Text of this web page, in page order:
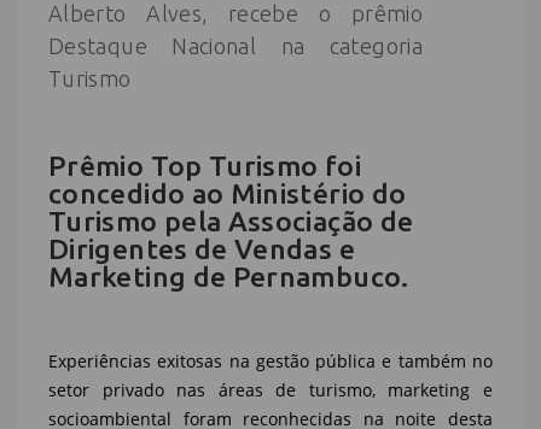
Alberto Alves, recebe o prêmio
Destaque Nacional na categoria
Turismo
Prêmio Top Turismo foi
concedido ao Ministério do
Turismo pela Associação de
Dirigentes de Vendas e
Marketing de Pernambuco.
Experiências exitosas na gestão pública e também no
setor privado nas áreas de turismo, marketing e
socioambiental foram reconhecidas na noite desta